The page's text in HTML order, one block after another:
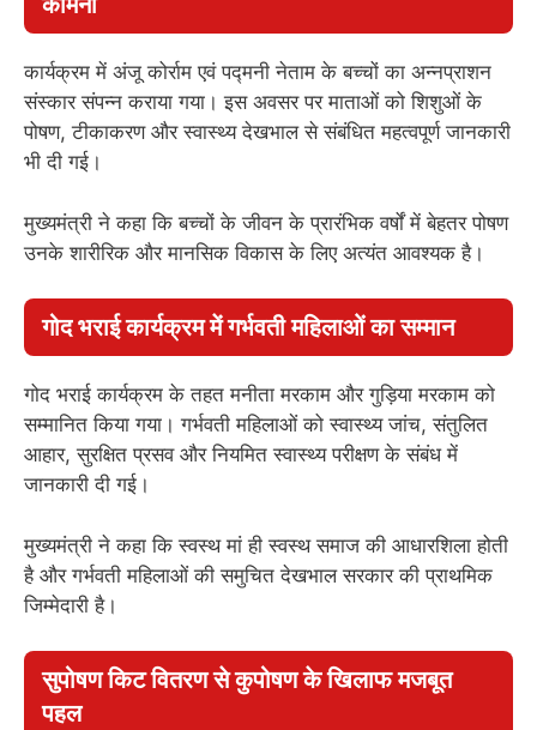
कार्यक्रम में अंजू कोर्राम एवं पद्मनी नेताम के बच्चों का अन्नप्राशन
संस्कार संपन्न कराया गया। इस अवसर पर माताओं को शिशुओं के
पोषण, टीकाकरण और स्वास्थ्य देखभाल से संबंधित महत्वपूर्ण जानकारी
भी दी गई।
मुख्यमंत्री ने कहा कि बच्चों के जीवन के प्रारंभिक वर्षों में बेहतर पोषण
उनके शारीरिक और मानसिक विकास के लिए अत्यंत आवश्यक है।
गोद भराई कार्यक्रम में गर्भवती महिलाओं का सम्मान
गोद भराई कार्यक्रम के तहत मनीता मरकाम और गुड़िया मरकाम को
सम्मानित किया गया। गर्भवती महिलाओं को स्वास्थ्य जांच, संतुलित
आहार, सुरक्षित प्रसव और नियमित स्वास्थ्य परीक्षण के संबंध में
जानकारी दी गई।
मुख्यमंत्री ने कहा कि स्वस्थ मां ही स्वस्थ समाज की आधारशिला होती
है और गर्भवती महिलाओं की समुचित देखभाल सरकार की प्राथमिक
जिम्मेदारी है।
सुपोषण किट वितरण से कुपोषण के खिलाफ मजबूत
पहल